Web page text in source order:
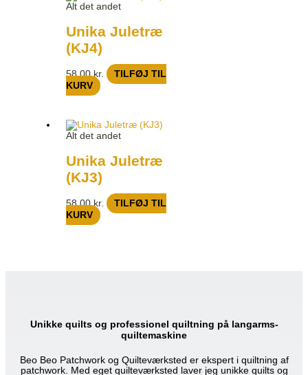
Alt det andet
Unika Juletræ
(KJ4)
58,00kr.
TILFØJ TIL
KURV
Alt det andet
Unika Juletræ
(KJ3)
58,00kr.
TILFØJ TIL
KURV
Unikke quilts og professionel quiltning på langarms-
quiltemaskine
Beo Beo Patchwork og Quilteværksted er ekspert i quiltning af
patchwork. Med eget quilteværksted laver jeg unikke quilts og